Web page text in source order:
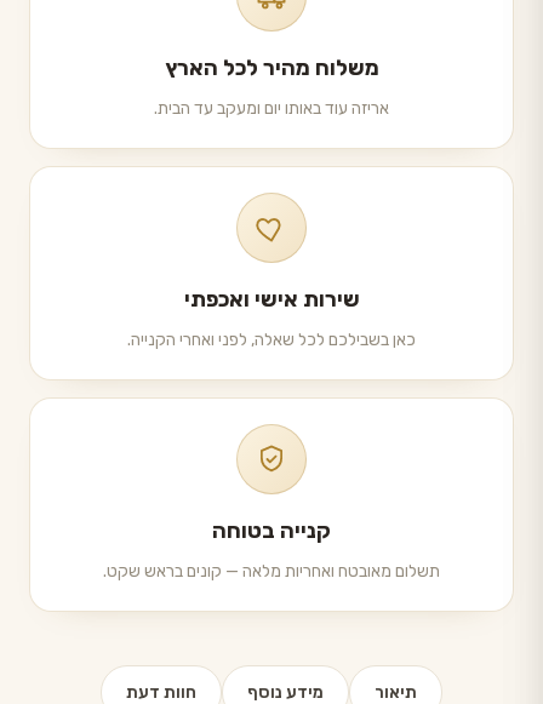
משלוח מהיר לכל הארץ
אריזה עוד באותו יום ומעקב עד הבית.
שירות אישי ואכפתי
כאן בשבילכם לכל שאלה, לפני ואחרי הקנייה.
קנייה בטוחה
תשלום מאובטח ואחריות מלאה — קונים בראש שקט.
תיאור מידע נוסף חוות דעת